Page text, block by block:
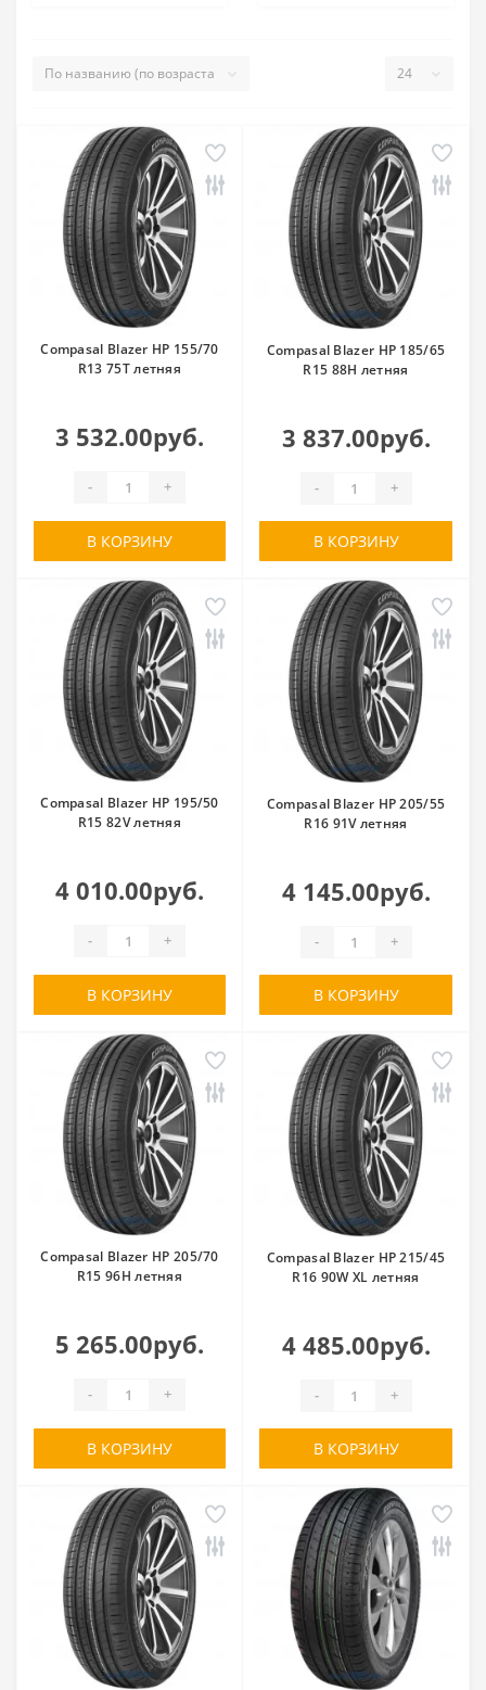
Compasal Blazer HP 155/70
R13 75T летняя
3 532.00руб.
- +
В КОРЗИНУ
Compasal Blazer HP 185/65
R15 88H летняя
3 837.00руб.
- +
В КОРЗИНУ
Compasal Blazer HP 195/50
R15 82V летняя
4 010.00руб.
- +
В КОРЗИНУ
Compasal Blazer HP 205/55
R16 91V летняя
4 145.00руб.
- +
В КОРЗИНУ
Compasal Blazer HP 205/70
R15 96H летняя
5 265.00руб.
- +
В КОРЗИНУ
Compasal Blazer HP 215/45
R16 90W XL летняя
4 485.00руб.
- +
В КОРЗИНУ